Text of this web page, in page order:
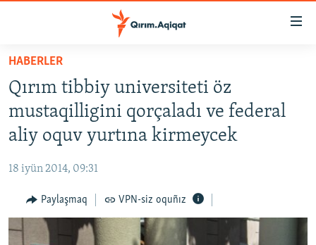
Esas
qaytmaq
Baş
navigatsiyağa
qaytmaq
Qıdıruvğa
qaytmaq
SİYASET
İQTİSADİYAT
MEDENİYET
İNSAN AQLARI
VİDEO
HABERLER
Qırım tibbiy universiteti öz
mustaqilligini qorçaladı ve federal
aliy oquv yurtına kirmeycek
18 iyün 2014, 09:31
Paylaşmaq VPN-siz oquñız